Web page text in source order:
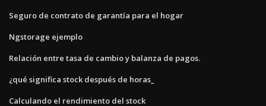
Seguro de contrato de garantía para el hogar
Ngstorage ejemplo
Relación entre tasa de cambio y balanza de pagos.
¿qué significa stock después de horas_
Calculando el rendimiento del stock